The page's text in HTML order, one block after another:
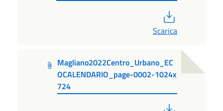
Scarica
Magliano2022Centro_Urbano_EC
OCALENDARIO_page-0002-1024x
724